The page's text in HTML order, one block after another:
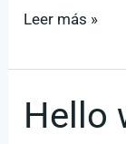
Leer más »
Hello
Hello
world!